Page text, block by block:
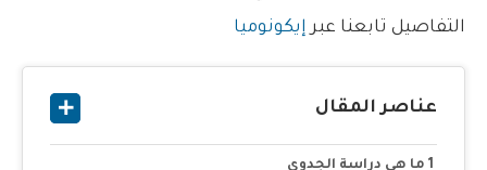
التفاصيل تابعنا عبر إيكونوميا
عناصر المقال
ما هي دراسة الجدوى